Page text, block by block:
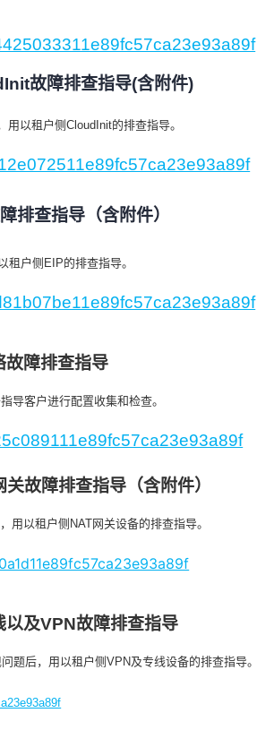
故障排查指导(含附件)
用以租户侧CloudInit的排查指导。
排查指导（含附件）
租户侧EIP的排查指导。
故障排查指导
导客户进行配置收集和检查。
故障排查指导（含附件）
用以租户侧NAT网关设备的排查指导。
以及VPN故障排查指导
题后，用以租户侧VPN及专线设备的排查指导。